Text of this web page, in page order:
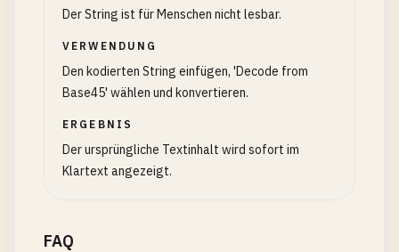
Der String ist für Menschen nicht lesbar.
VERWENDUNG
Den kodierten String einfügen, 'Decode from
Base45' wählen und konvertieren.
ERGEBNIS
Der ursprüngliche Textinhalt wird sofort im
Klartext angezeigt.
FAQ